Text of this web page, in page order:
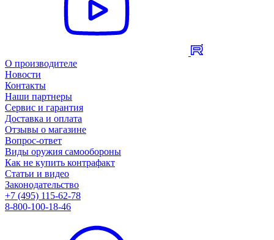
О производителе
Новости
Контакты
Наши партнеры
Сервис и гарантия
Доставка и оплата
Отзывы о магазине
Вопрос-ответ
Виды оружия самообороны
Как не купить контрафакт
Статьи и видео
Законодательство
+7 (495) 115-62-78
8-800-100-18-46